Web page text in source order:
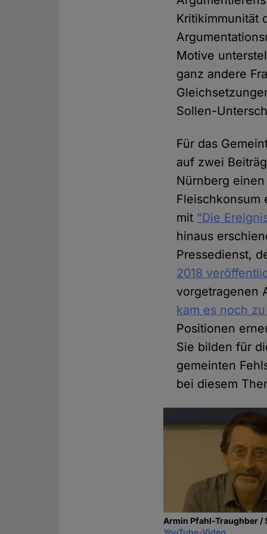
Kritikimmunität
Motive
ganz andere
Sollen-
Für das
auf zwei
Nürnberg
Fleischkonsum
mit "Die
hinaus
Pressedienst,
2018
vorgetragenen
kam es noch
Positionen
Sie bilden für
gemeinten
bei diesem
Armin Pfahl-Traughber /